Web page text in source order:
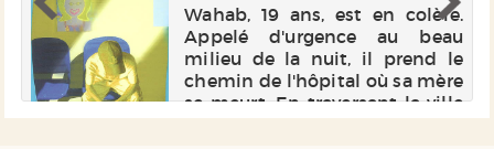
Wahab, 19 ans, est en colère.
Appelé d'urgence au beau
milieu de la nuit, il prend le
chemin de l'hôpital où sa mère
se meurt. En traversant la ville
en pleine tempête de neige, il